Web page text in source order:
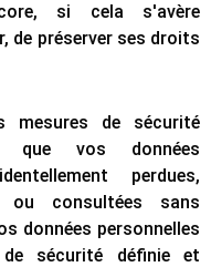
si cela s'avère
de préserver ses droits
mesures de sécurité
que vos données
perdues,
ou consultées sans
données personnelles
sécurité définie et